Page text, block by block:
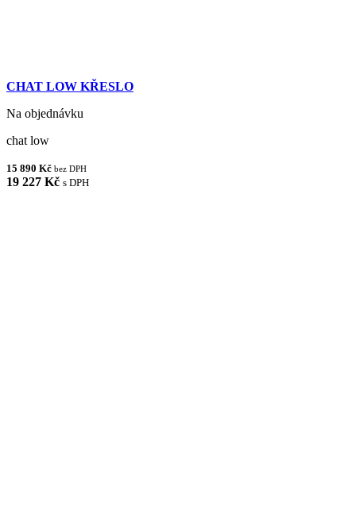
CHAT LOW KŘESLO
Na objednávku
chat low
15 890 Kč bez DPH
19 227 Kč s DPH